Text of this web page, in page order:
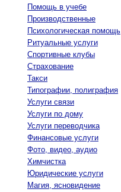
Помощь в учебе
Производственные
Психологическая помощь
Ритуальные услуги
Спортивные клубы
Страхование
Такси
Типографии, полиграфия
Услуги связи
Услуги по дому
Услуги переводчика
Финансовые услуги
Фото, видео, аудио
Химчистка
Юридические услуги
Магия, ясновидение